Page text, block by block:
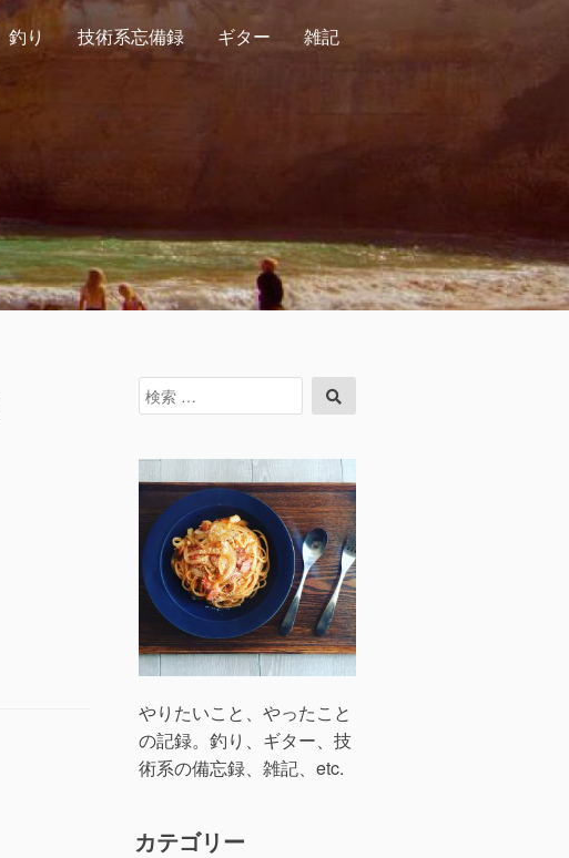
釣り 技術系忘備録 ギター 雑記
検
索
索
やりたいこと、やったこと
の記録。釣り、ギター、技
術系の備忘録、雑記、etc.
カテゴリー